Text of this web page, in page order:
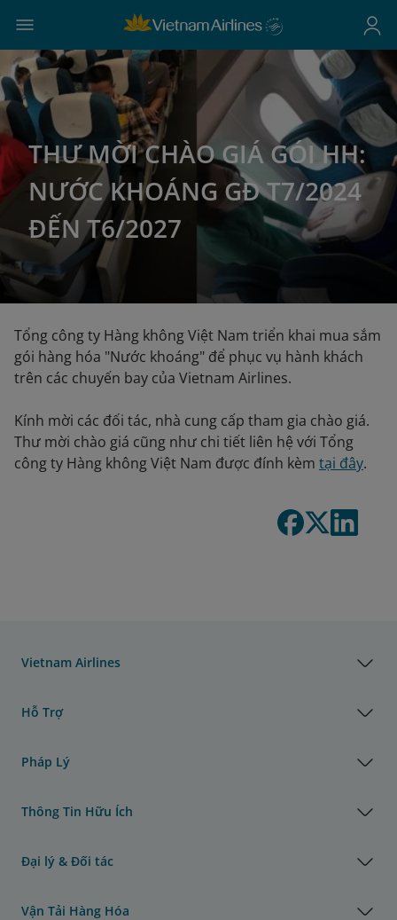
THƯ MỜI CHÀO GIÁ GÓI HH:
NƯỚC KHOÁNG GĐ T7/2024
ĐẾN T6/2027
Tổng công ty Hàng không Việt Nam triển khai mua sắm
gói hàng hóa "Nước khoáng" để phục vụ hành khách
trên các chuyến bay của Vietnam Airlines.
Kính mời các đối tác, nhà cung cấp tham gia chào giá.
Thư mời chào giá cũng như chi tiết liên hệ với Tổng
công ty Hàng không Việt Nam được đính kèm tại đây.
Vietnam Airlines
Hỗ Trợ
Pháp Lý
Thông Tin Hữu Ích
Đại lý & Đối tác
Vận Tải Hàng Hóa